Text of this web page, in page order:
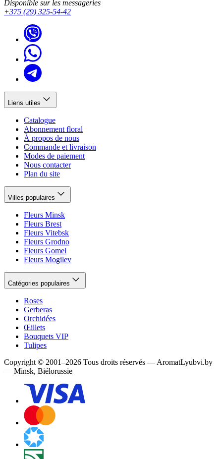
Disponible sur les messageries
+375 (29) 325-54-42
Liens utiles
Catalogue
Abonnement floral
À propos de nous
Commande et livraison
Modes de paiement
Nous contacter
Plan du site
Villes populaires
Fleurs Minsk
Fleurs Brest
Fleurs Vitebsk
Fleurs Grodno
Fleurs Gomel
Fleurs Mogilev
Catégories populaires
Roses
Gerberas
Orchidées
Œillets
Bouquets VIP
Tulipes
Copyright © 2001–2026 Tous droits réservés — AromatLyubvi.by
— Minsk, Biélorussie